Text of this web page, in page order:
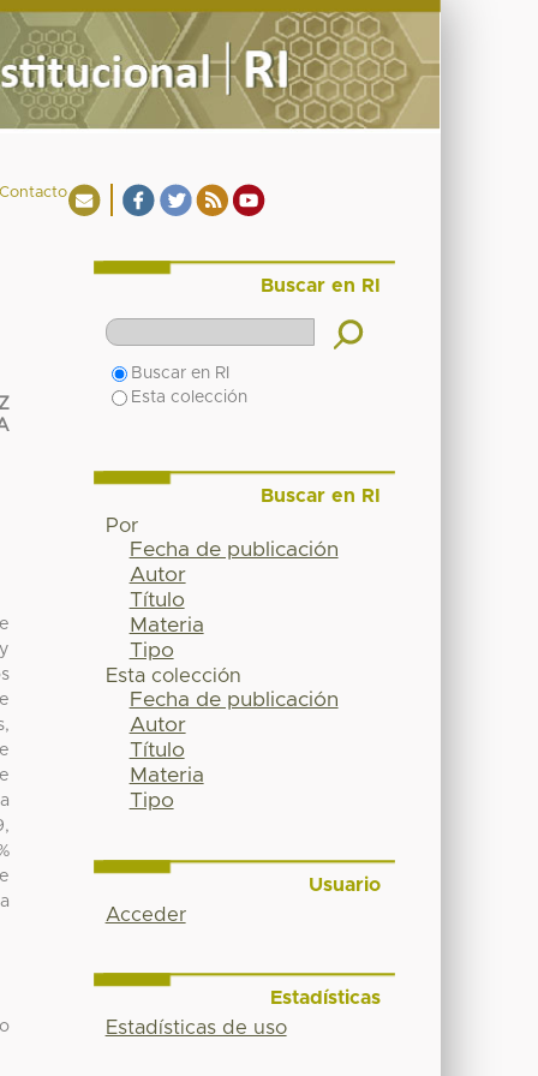
Buscar en RI
Buscar en RI
Esta colección
Buscar en RI
Por
Fecha de publicación
Autor
Título
Materia
Tipo
Esta colección
Fecha de publicación
Autor
Título
Materia
Tipo
Usuario
Acceder
Estadísticas
Estadísticas de uso